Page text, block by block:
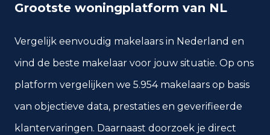
Grootste woningplatform van NL
Vergelijk eenvoudig makelaars in Nederland en
vind de beste makelaar voor jouw situatie. Op ons
platform vergelijken we 5.954 makelaars op basis
van objectieve data, prestaties en geverifieerde
klantervaringen. Daarnaast doorzoek je direct